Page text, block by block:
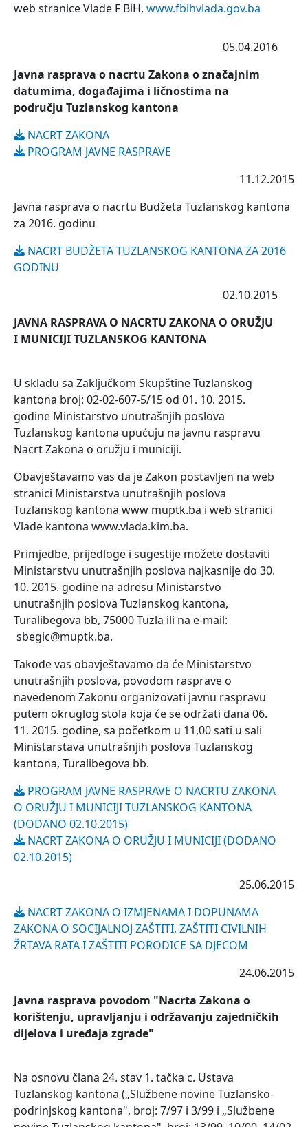
web stranice Vlade F BiH, www.fbihvlada.gov.ba
05.04.2016
Javna rasprava o nacrtu Zakona o značajnim
datumima, događajima i ličnostima na
području Tuzlanskog kantona
NACRT ZAKONA
PROGRAM JAVNE RASPRAVE
11.12.2015
Javna rasprava o nacrtu Budžeta Tuzlanskog kantona
za 2016. godinu
NACRT BUDŽETA TUZLANSKOG KANTONA ZA 2016
GODINU
02.10.2015
JAVNA RASPRAVA O NACRTU ZAKONA O ORUŽJU
I MUNICIJI TUZLANSKOG KANTONA
U skladu sa Zaključkom Skupštine Tuzlanskog
kantona broj: 02-02-607-5/15 od 01. 10. 2015.
godine Ministarstvo unutrašnjih poslova
Tuzlanskog kantona upućuju na javnu raspravu
Nacrt Zakona o oružju i municiji.
Obavještavamo vas da je Zakon postavljen na web
stranici Ministarstva unutrašnjih poslova
Tuzlanskog kantona www muptk.ba i web stranici
Vlade kantona www.vlada.kim.ba.
Primjedbe, prijedloge i sugestije možete dostaviti
Ministarstvu unutrašnjih poslova najkasnije do 30.
10. 2015. godine na adresu Ministarstvo
unutrašnjih poslova Tuzlanskog kantona,
Turalibegova bb, 75000 Tuzla ili na e-mail:
sbegic@muptk.ba.
Takođe vas obavještavamo da će Ministarstvo
unutrašnjih poslova, povodom rasprave o
navedenom Zakonu organizovati javnu raspravu
putem okruglog stola koja će se održati dana 06.
11. 2015. godine, sa početkom u 11,00 sati u sali
Ministarstava unutrašnjih poslova Tuzlanskog
kantona, Turalibegova bb.
PROGRAM JAVNE RASPRAVE O NACRTU ZAKONA
O ORUŽJU I MUNICIJI TUZLANSKOG KANTONA
(DODANO 02.10.2015)
NACRT ZAKONA O ORUŽJU I MUNICIJI (DODANO
02.10.2015)
25.06.2015
NACRT ZAKONA O IZMJENAMA I DOPUNAMA
ZAKONA O SOCIJALNOJ ZAŠTITI, ZAŠTITI CIVILNIH
ŽRTAVA RATA I ZAŠTITI PORODICE SA DJECOM
24.06.2015
Javna rasprava povodom "Nacrta Zakona o
korištenju, upravljanju i održavanju zajedničkih
dijelova i uređaja zgrade"
Na osnovu člana 24. stav 1. tačka c. Ustava
Tuzlanskog kantona („Službene novine Tuzlansko-
podrinjskog kantona", broj: 7/97 i 3/99 i „Službene